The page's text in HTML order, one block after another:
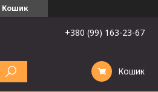
Кошик
+380 (99) 163-23-67
Кошик